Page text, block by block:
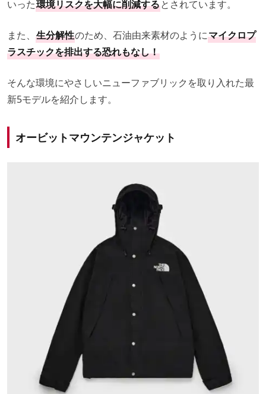
いった環境リスクを大幅に削減するとされています。
また、 生分解性のため、石油由来素材のようにマイクロプ
ラスチックを排出する恐れもなし！
そんな環境にやさしいニューファブリックを取り入れた最
新5モデルを紹介します。
オービットマウンテンジャケット